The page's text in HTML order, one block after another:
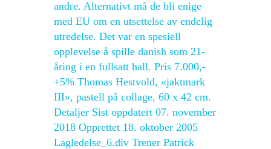
andre. Alternativt må de bli enige
med EU om en utsettelse av endelig
utredelse. Det var en spesiell
opplevelse å spille danish som 21-
åring i en fullsatt hall. Pris 7.000,-
+5% Thomas Hestvold, «jaktmark
III», pastell på collage, 60 x 42 cm.
Detaljer Sist oppdatert 07. november
2018 Opprettet 18. oktober 2005
Lagledelse_6.div Trener Patrick